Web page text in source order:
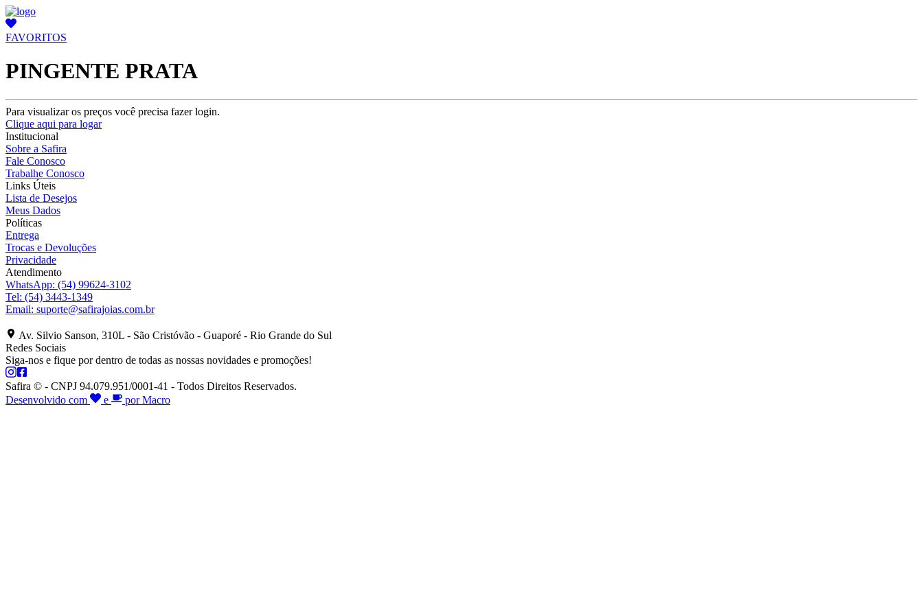
FAVORITOS
PINGENTE PRATA
Para visualizar os preços você precisa fazer login.
Clique aqui para logar
Institucional
Sobre a Safira
Fale Conosco
Trabalhe Conosco
Links Úteis
Lista de Desejos
Meus Dados
Políticas
Entrega
Trocas e Devoluções
Privacidade
Atendimento
WhatsApp: (54) 99624-3102
Tel: (54) 3443-1349
Email: suporte@safirajoias.com.br
Av. Silvio Sanson, 310L - São Cristóvão - Guaporé - Rio Grande do Sul
Redes Sociais
Siga-nos e fique por dentro de todas as nossas novidades e promoções!
Safira © - CNPJ 94.079.951/0001-41 - Todos Direitos Reservados.
Desenvolvido com
e por Macro